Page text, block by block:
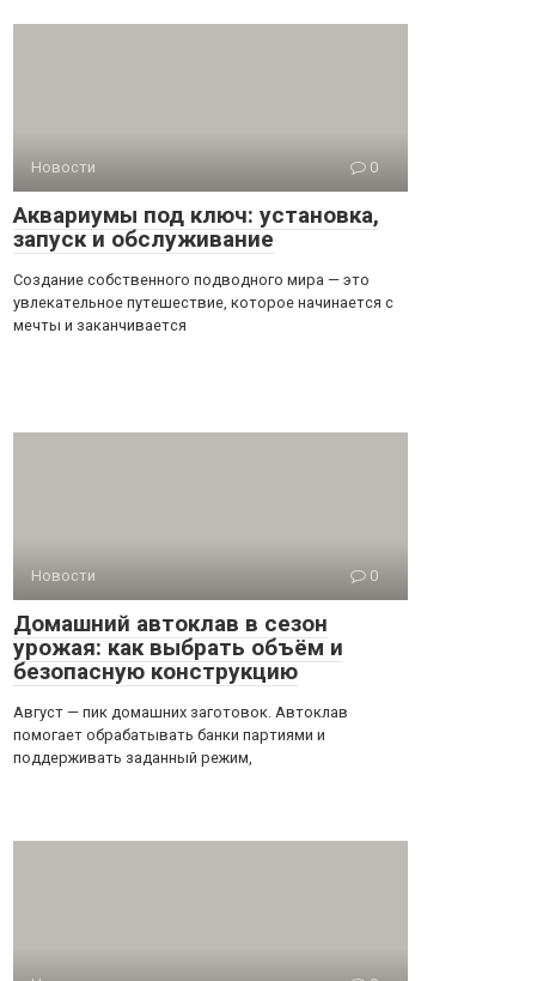
Новости 0
Аквариумы под ключ: установка,
запуск и обслуживание
Создание собственного подводного мира — это
увлекательное путешествие, которое начинается с
мечты и заканчивается
Новости 0
Домашний автоклав в сезон
урожая: как выбрать объём и
безопасную конструкцию
Август — пик домашних заготовок. Автоклав
помогает обрабатывать банки партиями и
поддерживать заданный режим,